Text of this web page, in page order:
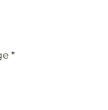
*